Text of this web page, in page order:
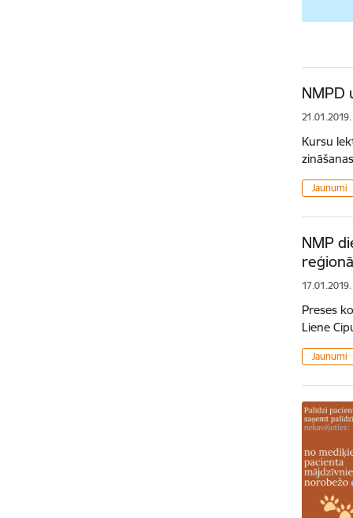
NMPD
21.01.2019.
Kursu
Jaunumi
NMP
17.01.2019.
Preses
Liene
Jaunumi